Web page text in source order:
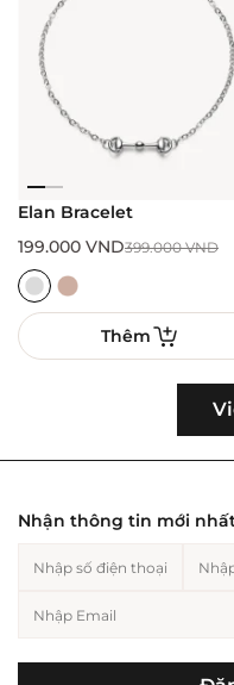
Elan Bracelet
399.000VND
199.000 VND
Thêm
Nhận thông tin mới nhất